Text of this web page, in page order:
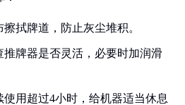
擦拭牌道，防止灰尘堆积。
推牌器是否灵活，必要时加润滑
使用超过4小时，给机器适当休息